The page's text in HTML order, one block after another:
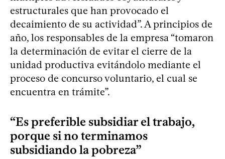
estructurales que han provocado el
decaimiento de su actividad”. A principios de
año, los responsables de la empresa “tomaron
la determinación de evitar el cierre de la
unidad productiva evitándolo mediante el
proceso de concurso voluntario, el cual se
encuentra en trámite”.
“Es preferible subsidiar el trabajo,
porque si no terminamos
subsidiando la pobreza”